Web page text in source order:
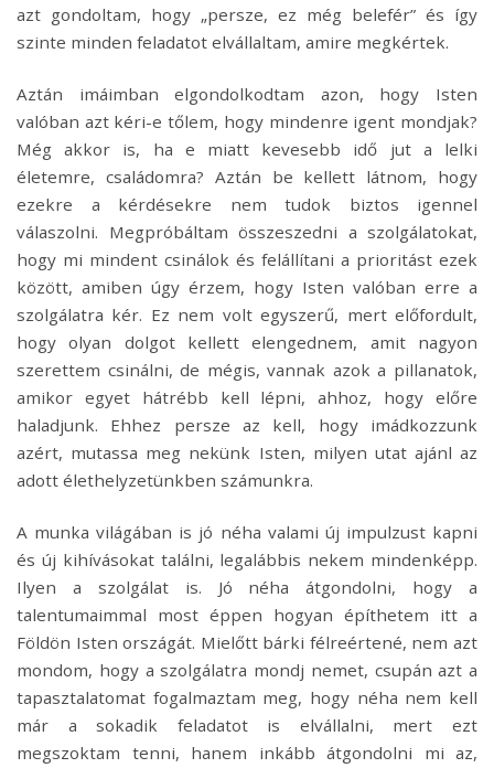
azt gondoltam, hogy „persze, ez még belefér” és így
szinte minden feladatot elvállaltam, amire megkértek.
Aztán imáimban elgondolkodtam azon, hogy Isten
valóban azt kéri-e tőlem, hogy mindenre igent mondjak?
Még akkor is, ha e miatt kevesebb idő jut a lelki
életemre, családomra? Aztán be kellett látnom, hogy
ezekre a kérdésekre nem tudok biztos igennel
válaszolni. Megpróbáltam összeszedni a szolgálatokat,
hogy mi mindent csinálok és felállítani a prioritást ezek
között, amiben úgy érzem, hogy Isten valóban erre a
szolgálatra kér. Ez nem volt egyszerű, mert előfordult,
hogy olyan dolgot kellett elengednem, amit nagyon
szerettem csinálni, de mégis, vannak azok a pillanatok,
amikor egyet hátrébb kell lépni, ahhoz, hogy előre
haladjunk. Ehhez persze az kell, hogy imádkozzunk
azért, mutassa meg nekünk Isten, milyen utat ajánl az
adott élethelyzetünkben számunkra.
A munka világában is jó néha valami új impulzust kapni
és új kihívásokat találni, legalábbis nekem mindenképp.
Ilyen a szolgálat is. Jó néha átgondolni, hogy a
talentumaimmal most éppen hogyan építhetem itt a
Földön Isten országát. Mielőtt bárki félreértené, nem azt
mondom, hogy a szolgálatra mondj nemet, csupán azt a
tapasztalatomat fogalmaztam meg, hogy néha nem kell
már a sokadik feladatot is elvállalni, mert ezt
megszoktam tenni, hanem inkább átgondolni mi az,